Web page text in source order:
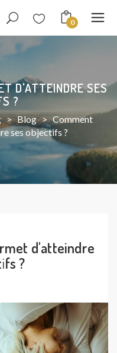
0
D'ATTEINDRE SES
?
> Blog > Comment
ses objectifs ?
d'atteindre
?